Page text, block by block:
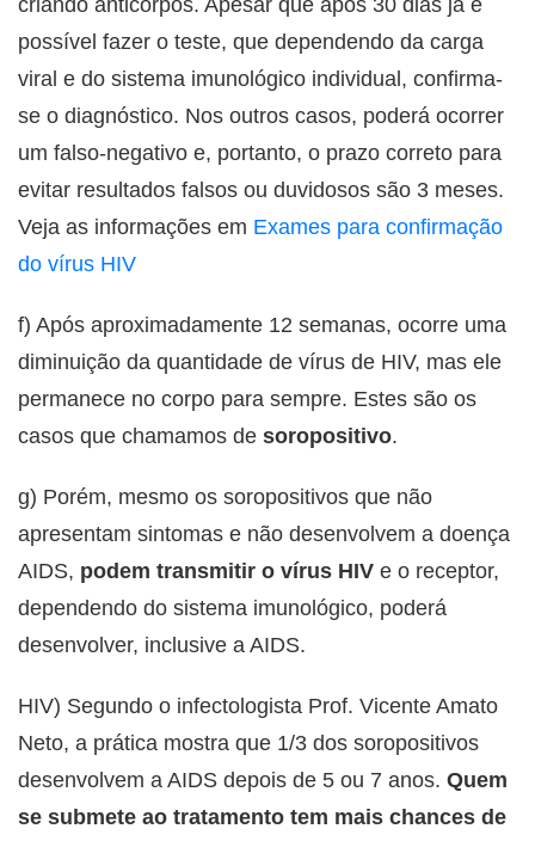
criando anticorpos. Apesar que após 30 dias já é
possível fazer o teste, que dependendo da carga
viral e do sistema imunológico individual, confirma-
se o diagnóstico. Nos outros casos, poderá ocorrer
um falso-negativo e, portanto, o prazo correto para
evitar resultados falsos ou duvidosos são 3 meses.
Veja as informações em Exames para confirmação
do vírus HIV
f) Após aproximadamente 12 semanas, ocorre uma
diminuição da quantidade de vírus de HIV, mas ele
permanece no corpo para sempre. Estes são os
casos que chamamos de soropositivo.
g) Porém, mesmo os soropositivos que não
apresentam sintomas e não desenvolvem a doença
AIDS, podem transmitir o vírus HIV e o receptor,
dependendo do sistema imunológico, poderá
desenvolver, inclusive a AIDS.
HIV) Segundo o infectologista Prof. Vicente Amato
Neto, a prática mostra que 1/3 dos soropositivos
desenvolvem a AIDS depois de 5 ou 7 anos. Quem
se submete ao tratamento tem mais chances de